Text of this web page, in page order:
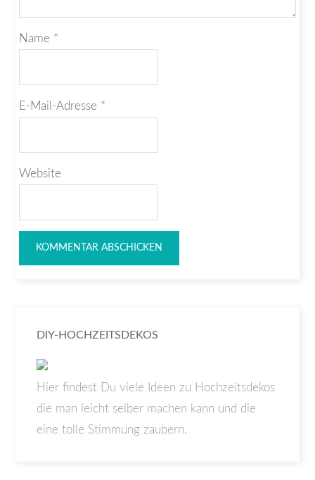
Name *
E-Mail-Adresse *
Website
DIY-HOCHZEITSDEKOS
Hier findest Du viele Ideen zu Hochzeitsdekos
die man leicht selber machen kann und die
eine tolle Stimmung zaubern.